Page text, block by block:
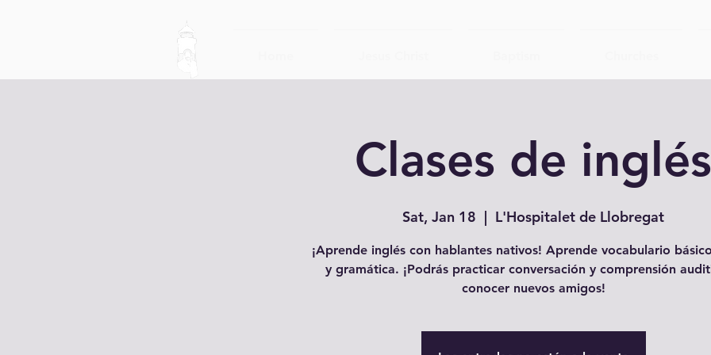
Clases de inglés
Sat, Jan 18
  |
L'Hospitalet de Llobregat
¡Aprende inglés con hablantes nativos! Aprende vocabulario
y gramática. ¡Podrás practicar conversación y comprensión
conocer nuevos amigos!